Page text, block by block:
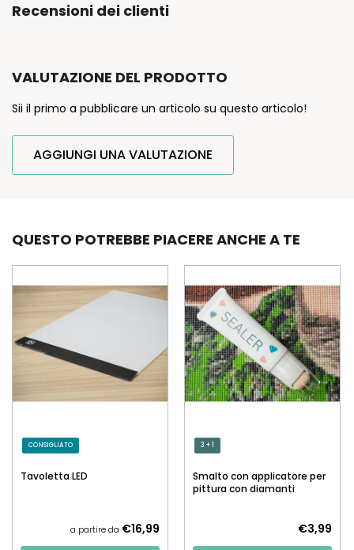
Recensioni dei clienti
VALUTAZIONE DEL PRODOTTO
Sii il primo a pubblicare un articolo su questo articolo!
AGGIUNGI UNA VALUTAZIONE
QUESTO POTREBBE PIACERE ANCHE A TE
CONSIGLIATO
Tavoletta LED
a partire da €16,99
3 + 1
Smalto con applicatore per
pittura con diamanti
€3,99